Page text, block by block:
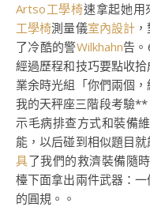
Artso工學椅速拿起她用
工學椅測量儀室內設計
了冷酷的警Wilkhahn告
經過歷程和技巧要點收
業余時光組「你們兩個
我的天秤座三階段考驗
示毛病排查方式和裝備
能，以后碰到相似題目
具了我們的救濟裝備隨
檯下面拿出兩件武器：
的圓規。。